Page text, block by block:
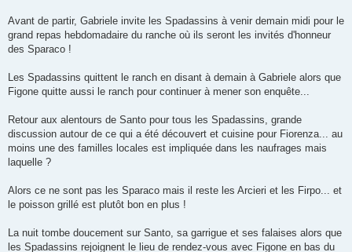
Avant de partir, Gabriele invite les Spadassins à venir demain midi pour le
grand repas hebdomadaire du ranche où ils seront les invités d'honneur
des Sparaco !
Les Spadassins quittent le ranch en disant à demain à Gabriele alors que
Figone quitte aussi le ranch pour continuer à mener son enquête...
Retour aux alentours de Santo pour tous les Spadassins, grande
discussion autour de ce qui a été découvert et cuisine pour Fiorenza... au
moins une des familles locales est impliquée dans les naufrages mais
laquelle ?
Alors ce ne sont pas les Sparaco mais il reste les Arcieri et les Firpo... et
le poisson grillé est plutôt bon en plus !
La nuit tombe doucement sur Santo, sa garrigue et ses falaises alors que
les Spadassins rejoignent le lieu de rendez-vous avec Figone en bas du